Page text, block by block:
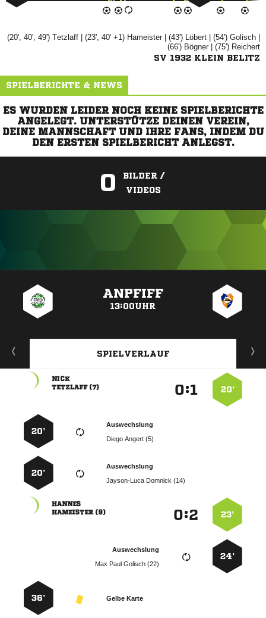
(20', 40', 49')  | (23', 40' +1) | (43')  | (54') 
(66') | (75') 
SV 1932 KLEIN BELITZ
SPIELBERICHTE & NEWS
ES WURDEN LEIDER NOCH KEINE SPIELBERICHTE
ANGELEGT. UNTERSTÜTZE DEINEN VEREIN,
DEINE MANNSCHAFT UND IHRE FANS, INDEM DU
DEN ERSTEN SPIELBERICHT ANLEGST.
0
BILDER /
VIDEOS
ANPFIFF
13:00UHR
SPIELVERLAUF
20’
:

 
Auswechslung
  
20’
Auswechslung
  
20’
23’
:

 
24’
Auswechslung
   
Gelbe Karte
36’